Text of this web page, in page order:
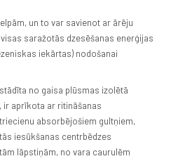
un to var savienot ar ārēju
saražotās dzesēšanas enerģijas
iekārtas) nodošanai
no gaisa plūsmas izolētā
ir aprīkota ar ritināšanas
absorbējošiem gultņiem,
iesūkšanas centrbēdzes
lāpstiņām, no vara caurulēm